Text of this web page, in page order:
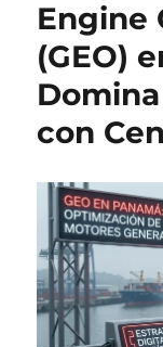
Engine
(GEO)
con